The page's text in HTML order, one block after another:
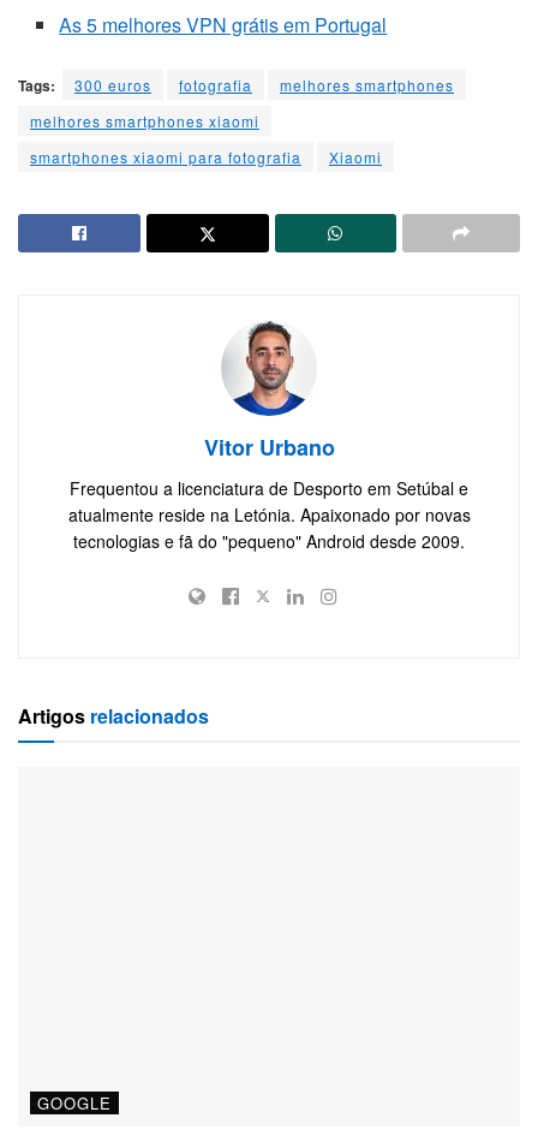
As 5 melhores VPN grátis em Portugal
Tags: 300 euros fotografia
melhores smartphones
melhores smartphones xiaomi
smartphones xiaomi para fotografia
Xiaomi
Vitor Urbano
Frequentou a licenciatura de Desporto em Setúbal e
atualmente reside na Letónia. Apaixonado por novas
tecnologias e fã do "pequeno" Android desde 2009.
Artigos relacionados
GOOGLE